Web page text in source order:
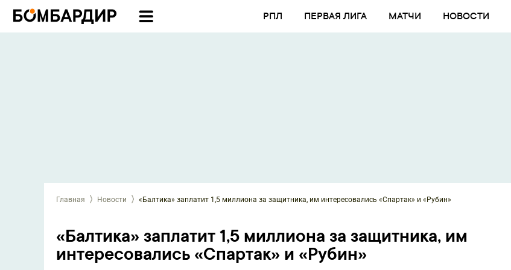
РПЛ ПЕРВАЯ ЛИГА МАТЧИ НОВОСТИ
Главная Новости «Балтика» заплатит 1,5 миллиона за защитника, им интересовались «Спартак» и «Рубин»
«Балтика» заплатит 1,5 миллиона за защитника, им
интересовались «Спартак» и «Рубин»